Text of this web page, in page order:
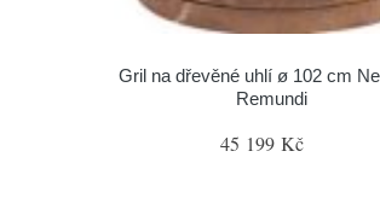
Gril na dřevěné uhlí ø 102 cm
Remundi
45 199 Kč